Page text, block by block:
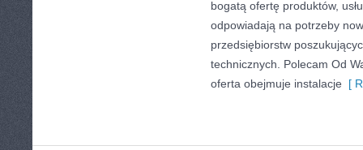
bogatą ofertę produktów,
odpowiadają na potrzeby
przedsiębiorstw
technicznych. Polecam Od
oferta obejmuje instalacje [